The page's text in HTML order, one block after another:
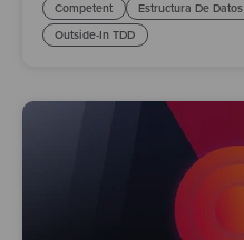
Competent Estructura De Datos
Outside-In TDD